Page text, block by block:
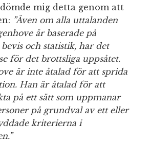
mig detta genom att
”Även om alla uttalanden
är baserade på
och statistik, har det
för det brottsliga uppsåtet.
är inte åtalad för att sprida
Han är åtalad för att
på ett sätt som uppmanar
på grundval av ett eller
kriterierna i